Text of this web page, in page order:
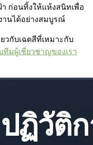
ก่อนทิ้งให้แห้งสนิทเพื่อ
านได้อย่างสมบูรณ์
วกับเฉดสีที่เหมาะกับ
มผู้เชี่ยวชาญของเรา